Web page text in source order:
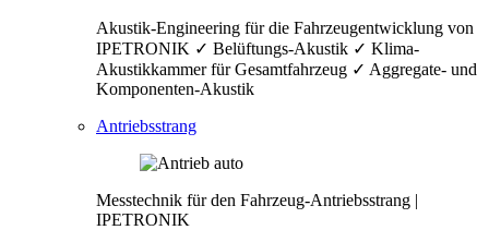
Akustik-Engineering für die Fahrzeugentwicklung von
IPETRONIK ✓ Belüftungs-Akustik ✓ Klima-
Akustikkammer für Gesamtfahrzeug ✓ Aggregate- und
Komponenten-Akustik
Antriebsstrang
Messtechnik für den Fahrzeug-Antriebsstrang |
IPETRONIK